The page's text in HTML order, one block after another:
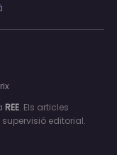
REE. Els articles
editorial.